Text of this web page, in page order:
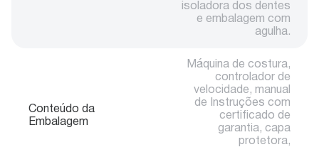
isoladora dos dentes
e embalagem com
agulha.
Conteúdo da
Embalagem
Máquina de costura,
controlador de
velocidade, manual
de Instruções com
certificado de
garantia, capa
protetora,